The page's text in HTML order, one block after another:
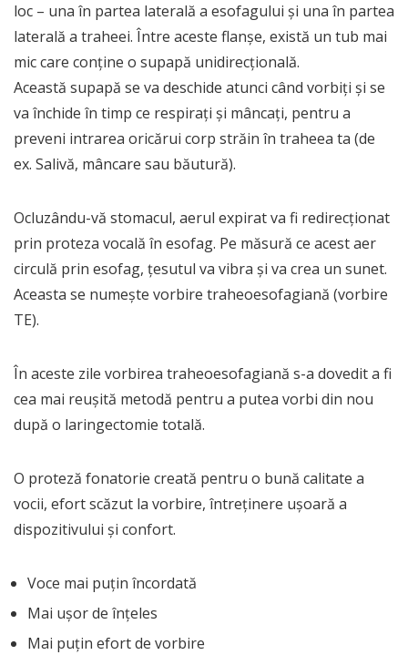
loc – una în partea laterală a esofagului și una în partea
laterală a traheei. Între aceste flanșe, există un tub mai
mic care conține o supapă unidirecțională.
Această supapă se va deschide atunci când vorbiți și se
va închide în timp ce respirați și mâncați, pentru a
preveni intrarea oricărui corp străin în traheea ta (de
ex. Salivă, mâncare sau băutură).
Ocluzându-vă stomacul, aerul expirat va fi redirecționat
prin proteza vocală în esofag. Pe măsură ce acest aer
circulă prin esofag, țesutul va vibra și va crea un sunet.
Aceasta se numește vorbire traheoesofagiană (vorbire
TE).
În aceste zile vorbirea traheoesofagiană s-a dovedit a fi
cea mai reușită metodă pentru a putea vorbi din nou
după o laringectomie totală.
O proteză fonatorie creată pentru o bună calitate a
vocii, efort scăzut la vorbire, întreţinere uşoară a
dispozitivului şi confort.
Voce mai puţin încordată
Mai uşor de înţeles
Mai puţin efort de vorbire